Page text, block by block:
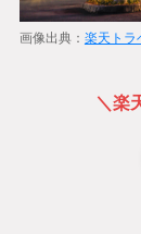
画像出典： 楽天トラ
＼ 楽